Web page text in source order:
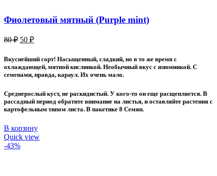
Фиолетовый мятный (Purple mint)
80₽ Первоначальная
составляла
80 ₽.
50 ₽Текущая
50 ₽.
Вкуснейший сорт! Насыщенный, сладкий, но в то же время с
охлаждающей, мятной кислинкой. Необычный вкус с изюминкой. С
семенами, правда, караул. Их очень мало.
Среднерослый куст, не раскидистый. У кого-то он еще расщепляется. В
рассадный период обратите внимание на листья, и оставляйте растения с
картофельным типом листа. В пакетике 8 Семян.
В корзину
Quick view
-43%